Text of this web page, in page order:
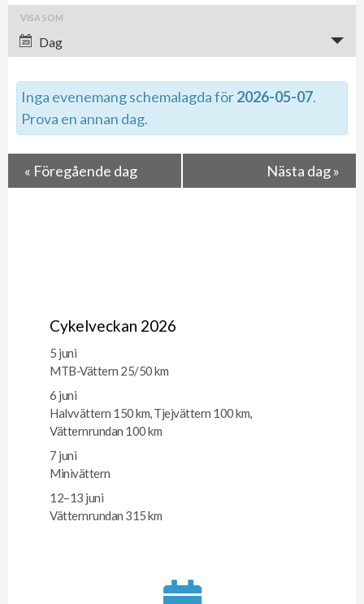
and
Views
Evenemang
Views
VISA SOM
Dag
Inga evenemang schemalagda för2026-05-07.
Prova en annan dag.
« Föregående dag Nästa dag»
Cykelveckan 2026
5 juni
MTB-Vättern 25/50 km
6 juni
Halvvättern 150 km, Tjejvättern 100 km,
Vätternrundan 100 km
7 juni
Minivättern
12–13 juni
Vätternrundan 315 km